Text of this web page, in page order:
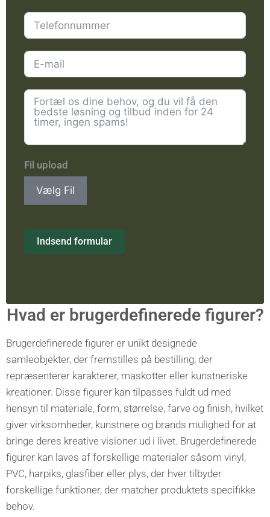
Fil upload
Vælg Fil
Indsend formular
Hvad er brugerdefinerede figurer?
Brugerdefinerede figurer er unikt designede
samleobjekter, der fremstilles på bestilling, der
repræsenterer karakterer, maskotter eller kunstneriske
kreationer. Disse figurer kan tilpasses fuldt ud med
hensyn til materiale, form, størrelse, farve og finish, hvilket
giver virksomheder, kunstnere og brands mulighed for at
bringe deres kreative visioner ud i livet. Brugerdefinerede
figurer kan laves af forskellige materialer såsom vinyl,
PVC, harpiks, glasfiber eller plys, der hver tilbyder
forskellige funktioner, der matcher produktets specifikke
behov.